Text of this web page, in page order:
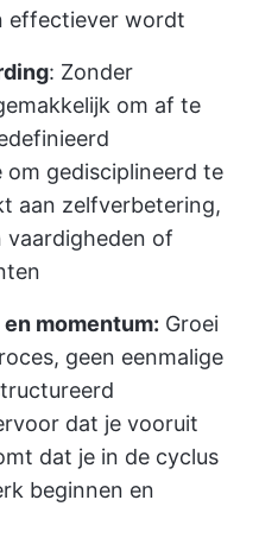
effectiever wordt
: Zonder
om af te
gedisciplineerd te
aan zelfverbetering,
of
momentum: Groei
geen eenmalige
dat je vooruit
dat je in de cyclus
beginnen en